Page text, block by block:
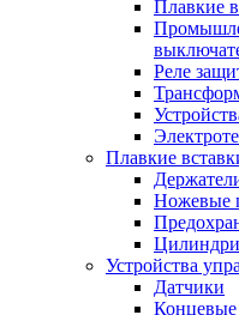
Плавкие
Реле
Плавкие
Ножевые
Устройства
Датчики